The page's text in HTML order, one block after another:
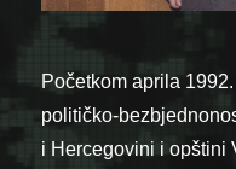
Početkom aprila
političko-
i Hercegovini i opštini